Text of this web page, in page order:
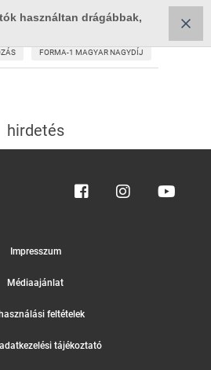
FORMA-1 MAGYAR NAGYDÍJ
használtan drágábbak,
hirdetés
Impresszum
Médiaajánlat
feltételek
tájékoztató